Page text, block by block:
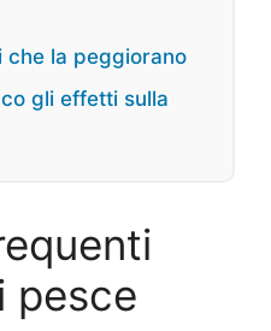
che la peggiorano
gli effetti sulla
pesce